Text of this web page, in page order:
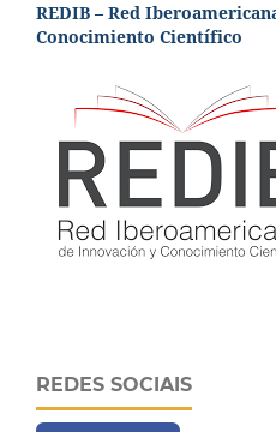
REDIB – Red
Conocimiento Científico
REDES SOCIAIS